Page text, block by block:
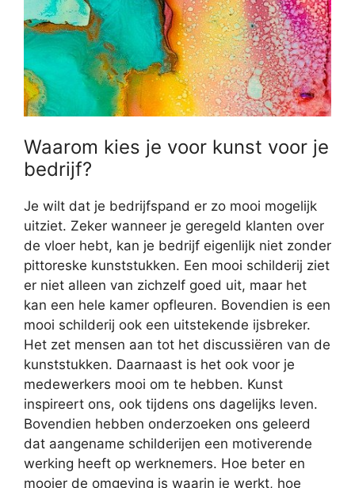
Waarom kies je voor kunst voor je
bedrijf?
Je wilt dat je bedrijfspand er zo mooi mogelijk
uitziet. Zeker wanneer je geregeld klanten over
de vloer hebt, kan je bedrijf eigenlijk niet zonder
pittoreske kunststukken. Een mooi schilderij ziet
er niet alleen van zichzelf goed uit, maar het
kan een hele kamer opfleuren. Bovendien is een
mooi schilderij ook een uitstekende ijsbreker.
Het zet mensen aan tot het discussiëren van de
kunststukken. Daarnaast is het ook voor je
medewerkers mooi om te hebben. Kunst
inspireert ons, ook tijdens ons dagelijks leven.
Bovendien hebben onderzoeken ons geleerd
dat aangename schilderijen een motiverende
werking heeft op werknemers. Hoe beter en
mooier de omgeving is waarin je werkt, hoe